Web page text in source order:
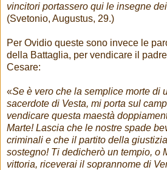
vincitori portassero qui le insegne
(Svetonio, Augustus, 29.)
Per Ovidio queste sono invece le
della Battaglia, per vendicare il
Cesare:
«Se è vero che la semplice morte di
sacerdote di Vesta, mi porta sul
vendicare questa maestà
Marte! Lascia che le nostre spade
criminali e che il partito della
sostegno! Ti dedicherò un tempio, o
vittoria, riceverai il soprannome di